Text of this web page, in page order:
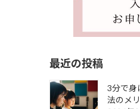
最近の投稿
3分で身
法のメ